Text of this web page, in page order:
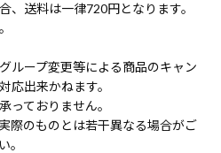
、送料は一律720円となります。
ループ変更等による商品のキャン
応出来かねます。
っておりません。
際のものとは若干異なる場合がご
。